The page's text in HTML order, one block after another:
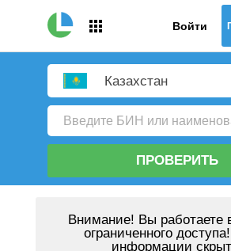
Войти
Казахстан
ПРОВЕРИТЬ
Внимание! Вы работаете
ограниченного
информации